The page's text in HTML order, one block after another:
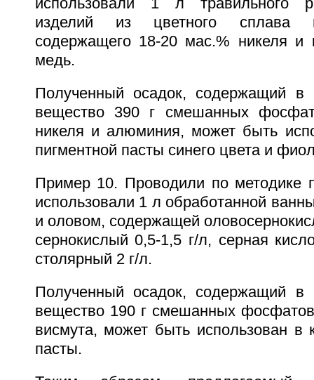
использовали 1 л травильного
изделий из цветного сплава
содержащего 18-20 мас.% никеля и
медь.
Полученный осадок, содержащий в
вещество 390 г смешанных
никеля и алюминия, может быть
пигментной пасты синего цвета и
Пример 10. Проводили по методике
использовали 1 л обработанной
и оловом, содержащей
сернокислый 0,5-1,5 г/л, серная
столярный 2 г/л.
Полученный осадок, содержащий в
вещество 190 г смешанных
висмута, может быть использован в
пасты.